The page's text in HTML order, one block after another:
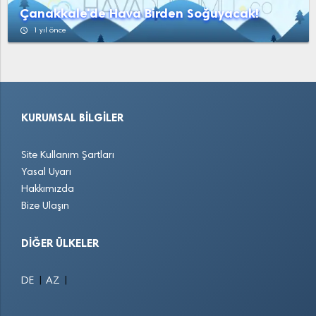
Çanakkale'de Hava Birden Soğuyacak!
access_time 1 yıl önce
KURUMSAL BILGILER
Site Kullanım Şartları
Yasal Uyarı
Hakkımızda
Bize Ulaşın
DIĞER ÜLKELER
DE AZ